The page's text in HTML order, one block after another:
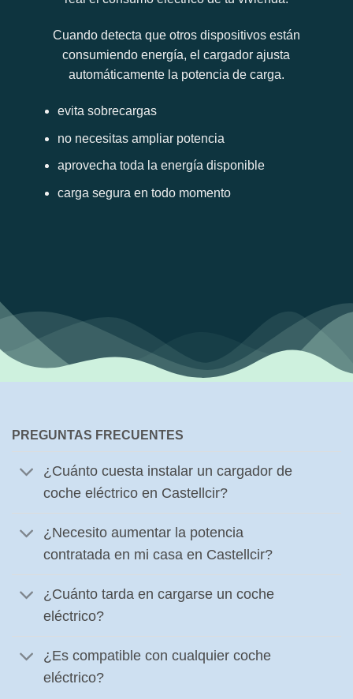
Cuando detecta que otros dispositivos están
consumiendo energía, el cargador ajusta
automáticamente la potencia de carga.
evita sobrecargas
no necesitas ampliar potencia
aprovecha toda la energía disponible
carga segura en todo momento
PREGUNTAS FRECUENTES
¿Cuánto cuesta instalar un cargador de
coche eléctrico en Castellcir?
¿Necesito aumentar la potencia
contratada en mi casa en Castellcir?
¿Cuánto tarda en cargarse un coche
eléctrico?
¿Es compatible con cualquier coche
eléctrico?